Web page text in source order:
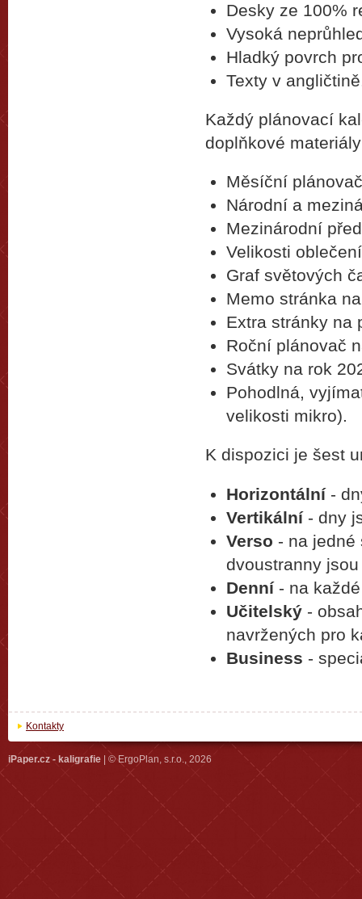
Desky ze 100%
Vysoká
Hladký povrch
Texty v
Každý plánovací
doplňkové
Měsíční
Národní a
Mezinárodní
Velikosti
Graf světových
Memo stránka
Extra stránky na
Roční plánovač
Svátky na rok
Pohodlná,
velikosti mikro).
K dispozici je šest
Horizontální-
Vertikální- dny
Verso - na jedné
dvoustranny
Denní- na
Učitelský -
navržených pro
Business -
Kontakty
iPaper.cz - kaligrafie | © ErgoPlan, s.r.o., 2026